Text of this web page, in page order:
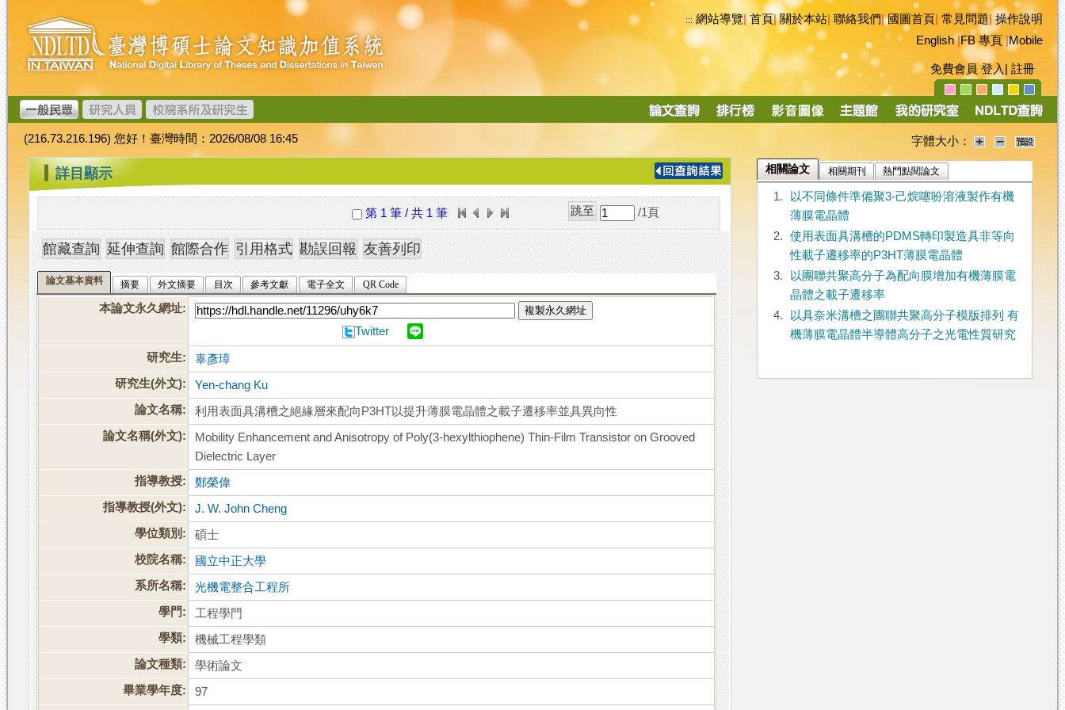
跳
到
主
要
內
容
臺
灣
博
碩
士
論
文
加
值
系
統
::: 網站導覽|首頁|關於本站 聯絡我們|國圖首頁 常見問題|操作說明
English|FB 專頁|Mobile
免費會員 登入 註冊
導
(216.73.216.196) 您好！臺灣時間：2026/08/08 16:45 字體大小：
::: 詳目顯示
第 1 筆 / 共 1 筆 /1 頁
論文基本資料 摘要 外文摘要 目次 參考文獻 電子全文 QR Code
本論文永久網址: 複製永久網址
Twitter
研究生:
辜彥璋
研究生(外文):
Yen-chang Ku
論文名稱:
利用表面具溝槽之絕緣層來配向P3HT以提升薄膜電晶體之載子遷移率並具異向性
論文名稱(外文):
Mobility Enhancement and Anisotropy of Poly(3-hexylthiophene) Thin-Film Transistor on Grooved
Dielectric Layer
指導教授:
鄭榮偉
指導教授(外文):
J. W. John Cheng
學位類別:
碩士
校院名稱:
國立中正大學
系所名稱:
光機電整合工程所
學門:
工程學門
學類:
機械工程學類
論文種類:
學術論文
畢業學年度:
97
相關論文 相關期刊 熱門點閱論文
1.
以不同條件準備聚3-己烷噻吩溶液製作有機
薄膜電晶體
2.
使用表面具溝槽的PDMS轉印製造具非等向
性載子遷移率的P3HT薄膜電晶體
3.
以團聯共聚高分子為配向膜增加有機薄膜電
晶體之載子遷移率
4.
以具奈米溝槽之團聯共聚高分子模版排列 有
機薄膜電晶體半導體高分子之光電性質研究